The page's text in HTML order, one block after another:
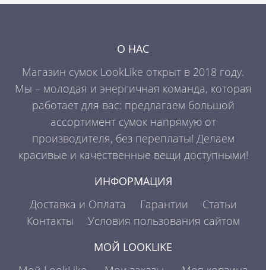
О НАС
Магазин сумок LookLike открыт в 2018 году.
Мы – молодая и энергичная команда, которая
работает для вас: предлагаем большой
ассортимент сумок напрямую от
производителя, без переплаты! Делаем
красивые и качественные вещи доступными!
ИНФОРМАЦИЯ
Доставка и Оплата
Гарантии
Статьи
Контакты
Условия пользования сайтом
МОЙ LOOKLIKE